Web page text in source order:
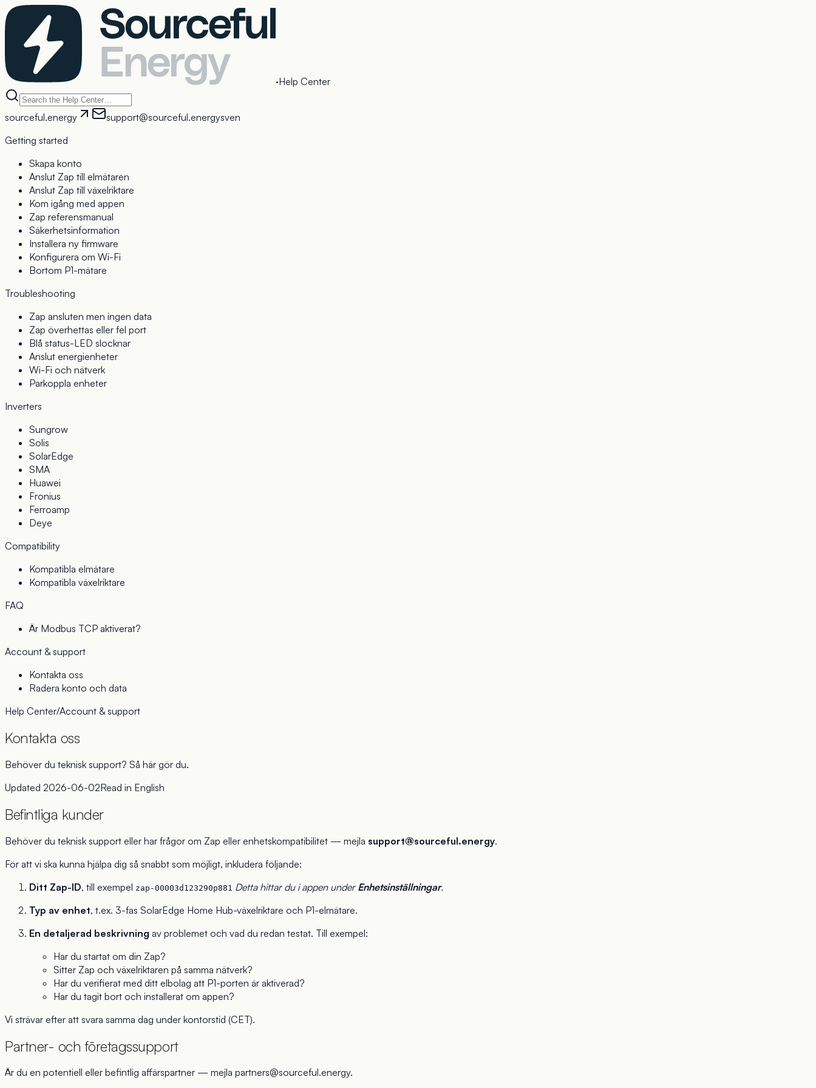
·Help Center
sourceful.energy support@sourceful.energysven
Getting started
Skapa konto
Anslut Zap till elmätaren
Anslut Zap till växelriktare
Kom igång med appen
Zap referensmanual
Säkerhetsinformation
Installera ny firmware
Konfigurera om Wi-Fi
Bortom P1-mätare
Troubleshooting
Zap ansluten men ingen data
Zap överhettas eller fel port
Blå status-LED slocknar
Anslut energienheter
Wi-Fi och nätverk
Parkoppla enheter
Inverters
Sungrow
Solis
SolarEdge
SMA
Huawei
Fronius
Ferroamp
Deye
Compatibility
Kompatibla elmätare
Kompatibla växelriktare
FAQ
Är Modbus TCP aktiverat?
Account & support
Kontakta oss
Radera konto och data
Help Center/Account & support
Kontakta oss
Behöver du teknisk support? Så här gör du.
Updated 2026-06-02Read in English
Befintliga kunder
Behöver du teknisk support eller har frågor om Zap eller enhetskompatibilitet — mejla support@sourceful.energy.
För att vi ska kunna hjälpa dig så snabbt som möjligt, inkludera följande:
Ditt Zap-ID, till exempel zap-00003d123290p881 Detta hittar du i appen under Enhetsinställningar.
Typ av enhet, t.ex. 3-fas SolarEdge Home Hub-växelriktare och P1-elmätare.
En detaljerad beskrivning av problemet och vad du redan testat. Till exempel:
Har du startat om din Zap?
Sitter Zap och växelriktaren på samma nätverk?
Har du verifierat med ditt elbolag att P1-porten är aktiverad?
Har du tagit bort och installerat om appen?
Vi strävar efter att svara samma dag under kontorstid (CET).
Partner- och företagssupport
Är du en potentiell eller befintlig affärspartner — mejla partners@sourceful.energy.